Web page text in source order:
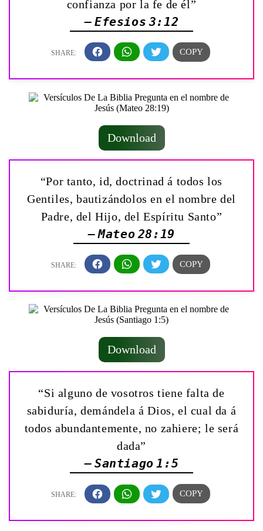
confianza por la fe de él”
— Efesios 3:12
Download
“Por tanto, id, doctrinad á todos los
Gentiles, bautizándolos en el nombre del
Padre, del Hijo, del Espíritu Santo”
— Mateo 28:19
Download
“Si alguno de vosotros tiene falta de
sabiduría, demándela á Dios, el cual da á
todos abundantemente, no zahiere; le será
dada”
— Santiago 1:5